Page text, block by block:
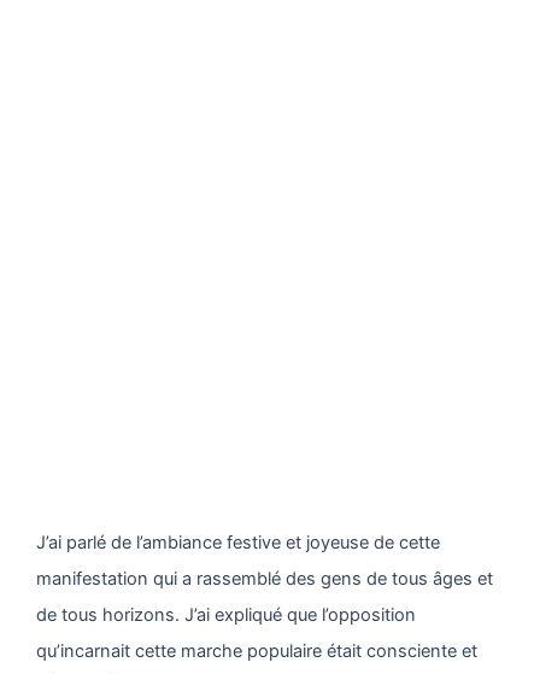
J’ai parlé de l’ambiance festive et joyeuse de cette
manifestation qui a rassemblé des gens de tous âges et
de tous horizons. J’ai expliqué que l’opposition
qu’incarnait cette marche populaire était consciente et